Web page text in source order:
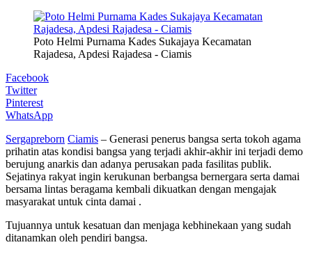
Poto Helmi Purnama Kades Sukajaya Kecamatan
Rajadesa, Apdesi Rajadesa - Ciamis
Facebook
Twitter
Pinterest
WhatsApp
Sergapreborn Ciamis – Generasi penerus bangsa serta tokoh agama
prihatin atas kondisi bangsa yang terjadi akhir-akhir ini terjadi demo
berujung anarkis dan adanya perusakan pada fasilitas publik.
Sejatinya rakyat ingin kerukunan berbangsa bernergara serta damai
bersama lintas beragama kembali dikuatkan dengan mengajak
masyarakat untuk cinta damai .
Tujuannya untuk kesatuan dan menjaga kebhinekaan yang sudah
ditanamkan oleh pendiri bangsa.